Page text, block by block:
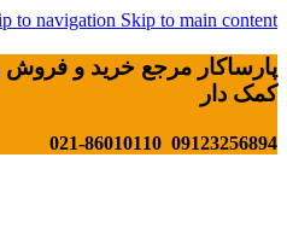
to navigation Skip to main content
پارساکار مرجع خرید و فروش
کمک دار
09123256894 021-86010110